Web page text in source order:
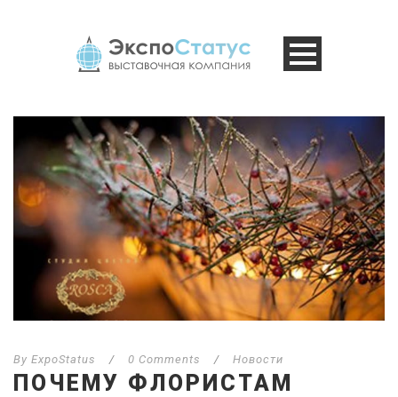
By ExpoStatus / 0 Comments / Новости
ПОЧЕМУ ФЛОРИСТАМ